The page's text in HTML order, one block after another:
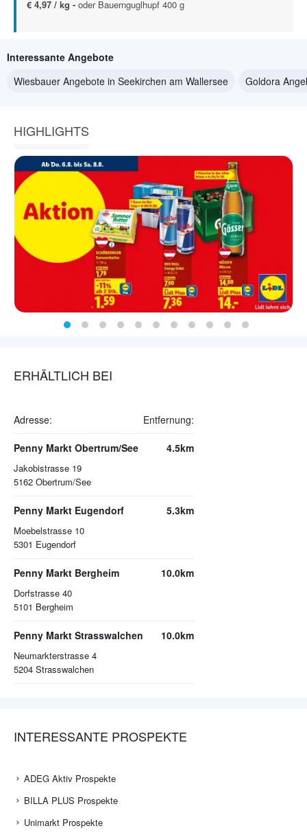
€ 4,97 / kg - oder Bauernguglhupf 400 g
Interessante Angebote
Wiesbauer Angebote in Seekirchen am Wallersee
Goldora
HIGHLIGHTS
ERHÄLTLICH BEI
Adresse: Entfernung:
Penny Markt Obertrum/See
Jakobistrasse 19
5162 Obertrum/See
4.5km
Penny Markt Eugendorf
Moebelstrasse 10
5301 Eugendorf
5.3km
Penny Markt Bergheim
Dorfstrasse 40
5101 Bergheim
10.0km
Penny Markt Strasswalchen
Neumarkterstrasse 4
5204 Strasswalchen
10.0km
INTERESSANTE PROSPEKTE
ADEG Aktiv Prospekte
BILLA PLUS Prospekte
Unimarkt Prospekte